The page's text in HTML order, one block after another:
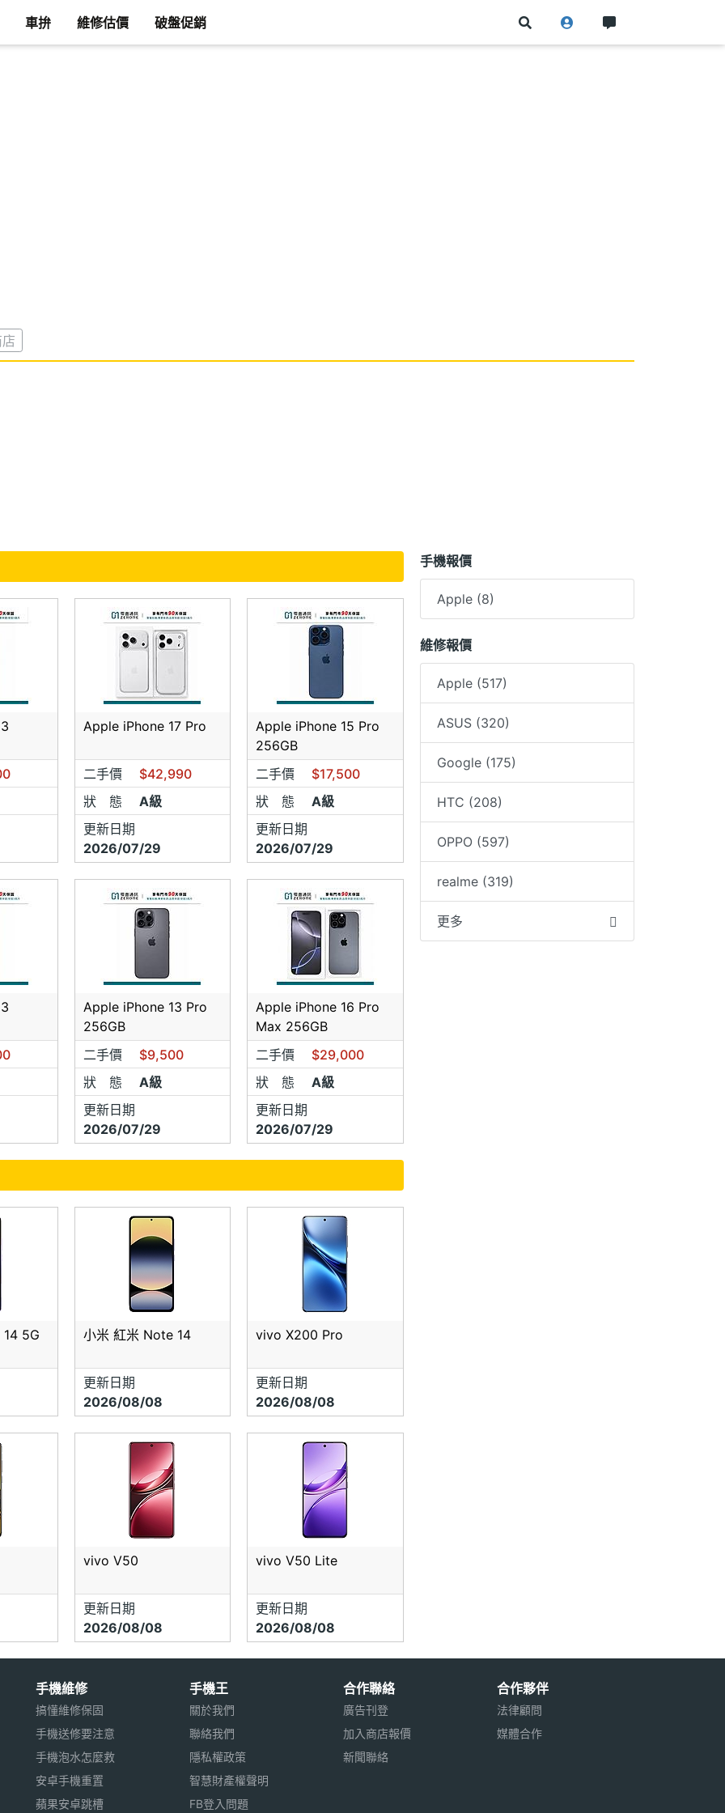
車拚 維修估價 破盤促銷
Apple iPhone 17 Pro
二手價
$42,990
狀 態
A級
更新日期
2026/07/29
Apple iPhone 15 Pro
256GB
二手價
$17,500
狀 態
A級
更新日期
2026/07/29
Apple iPhone 13 Pro
256GB
二手價
$9,500
狀 態
A級
更新日期
2026/07/29
Apple iPhone 16 Pro
Max 256GB
二手價
$29,000
狀 態
A級
更新日期
2026/07/29
5G 小米 紅米 Note 14
更新日期
2026/08/08
vivo X200 Pro
更新日期
2026/08/08
vivo V50
更新日期
2026/08/08
vivo V50 Lite
更新日期
2026/08/08
手機報價
Apple (8)
維修報價
Apple (517)
ASUS (320)
Google (175)
HTC (208)
OPPO (597)
realme (319)
更多
手機維修
搞懂維修保固
手機送修要注意
手機泡水怎麼救
安卓手機重置
蘋果安卓跳槽
手機王
關於我們
聯絡我們
隱私權政策
智慧財產權聲明
FB登入問題
合作聯絡
廣告刊登
加入商店報價
新聞聯絡
合作夥伴
法律顧問
媒體合作